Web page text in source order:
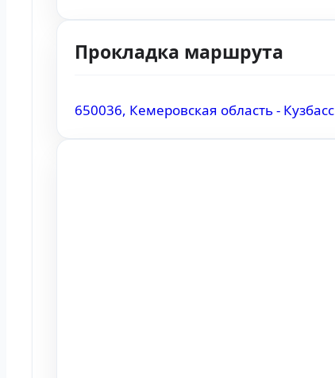
Прокладка маршрута
650036, Кемеровская область -